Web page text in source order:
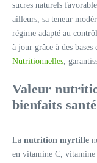
sucres naturels
ailleurs, sa teneur
régime adapté au
à jour grâce à des bases
Nutritionnelles,
Valeur
bienfaits
La nutrition myrtille
en vitamine C, vitamine